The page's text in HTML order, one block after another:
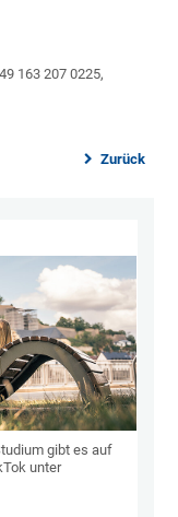
163 207 0225,
Zurück
gibt es auf
unter